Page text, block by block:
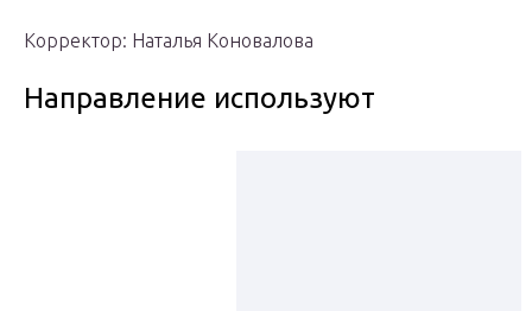
Корректор: Наталья Коновалова
Направление используют